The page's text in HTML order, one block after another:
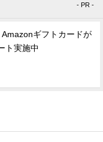
- PR -
Amazonギフトカードが
ト実施中